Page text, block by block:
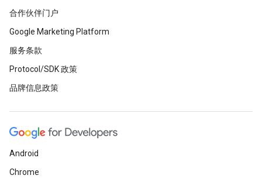
合作伙伴门户
Google Marketing Platform
服务条款
Protocol/SDK 政策
品牌信息政策
Android
Chrome